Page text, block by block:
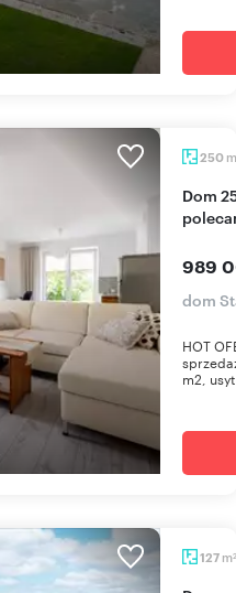
250 m
Dom 250 m² z 3 niezależnymi mieszkaniami
989
dom
HOT
m2,
127 m2